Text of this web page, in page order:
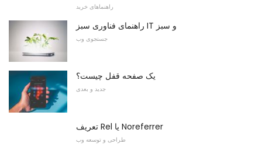
راهنماهای خرید
راهنمای فناوری سبز IT و سبز
جستجوی وب
یک صفحه قفل چیست؟
جدید و بعدی
تعریف Rel یا Noreferrer
طراحی و توسعه وب